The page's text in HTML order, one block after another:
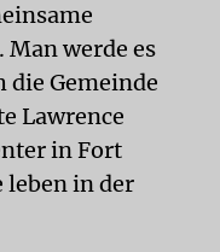
werde es
die Gemeinde
Lawrence
in Fort
leben in der